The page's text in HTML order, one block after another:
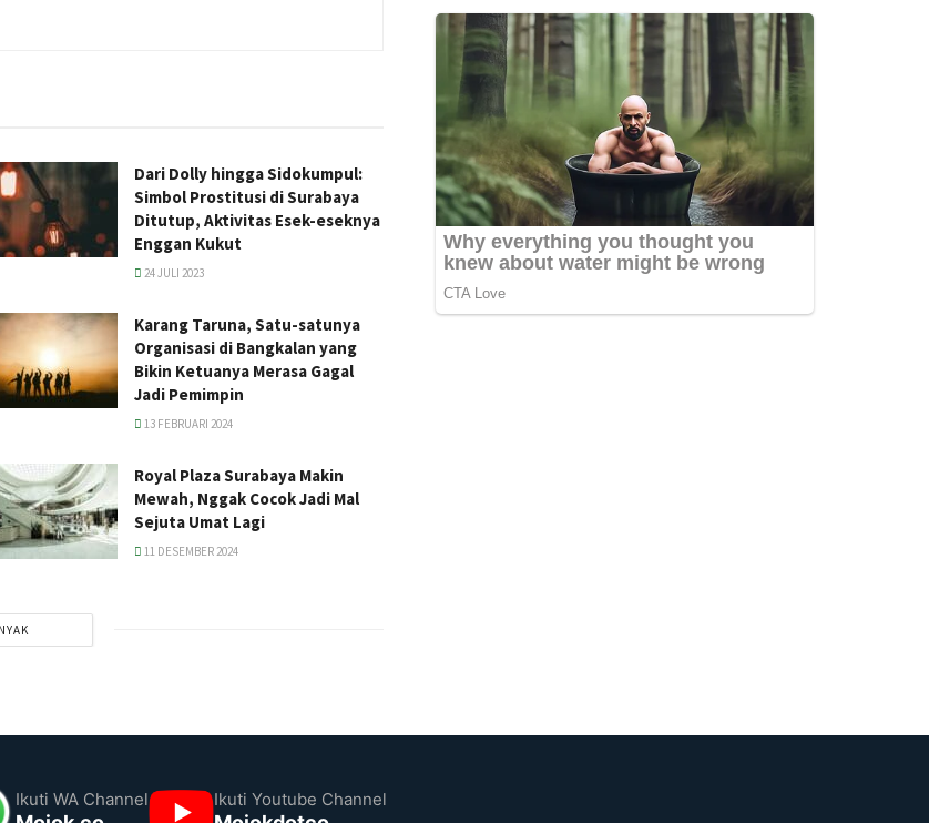
Dari Dolly hingga Sidokumpul:
Simbol Prostitusi di Surabaya
Ditutup, Aktivitas Esek-eseknya
Enggan Kukut
24 JULI 2023
Karang Taruna, Satu-satunya
Organisasi di Bangkalan yang
Bikin Ketuanya Merasa Gagal
Jadi Pemimpin
13 FEBRUARI 2024
Royal Plaza Surabaya Makin
Mewah, Nggak Cocok Jadi Mal
Sejuta Umat Lagi
11 DESEMBER 2024
Ikuti WA Channel Ikuti Youtube Channel